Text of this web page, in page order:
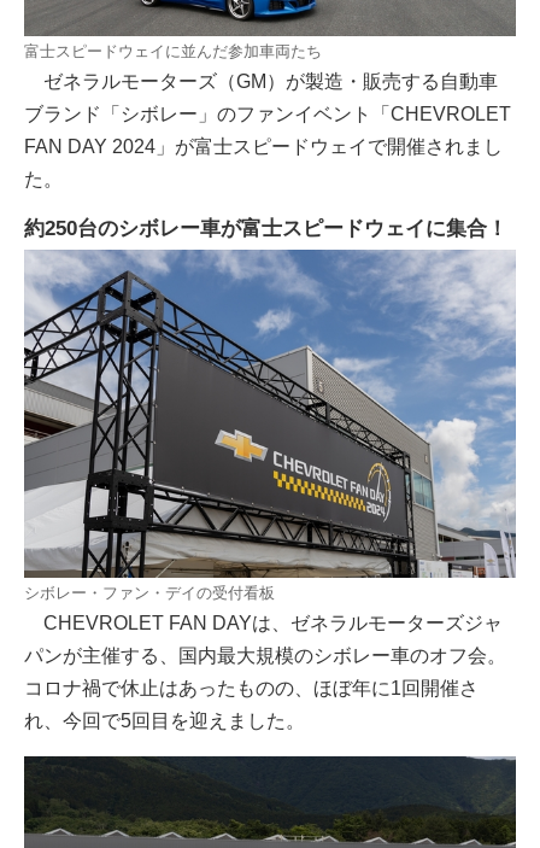
富士スピードウェイに並んだ参加車両たち
ゼネラルモーターズ（GM）が製造・販売する自動車
ブランド「シボレー」のファンイベント「CHEVROLET
FAN DAY 2024」が富士スピードウェイで開催されまし
た。
約250台のシボレー車が富士スピードウェイに集合！
シボレー・ファン・デイの受付看板
CHEVROLET FAN DAYは、ゼネラルモーターズジャ
パンが主催する、国内最大規模のシボレー車のオフ会。
コロナ禍で休止はあったものの、ほぼ年に1回開催さ
れ、今回で5回目を迎えました。